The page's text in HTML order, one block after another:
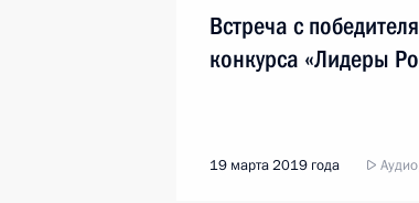
Встреча с
конкурса «Лидеры
19 марта 2019 года